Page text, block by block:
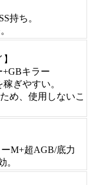
持ち。
キラー
ぎやすい。
め、使用しないこ
M+超AGB/底力
。